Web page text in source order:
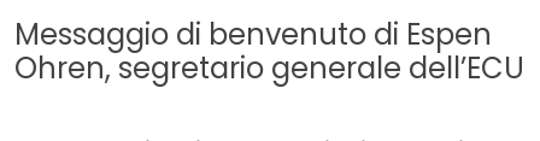
Messaggio di benvenuto di Espen
Ohren, segretario generale dell’ECU